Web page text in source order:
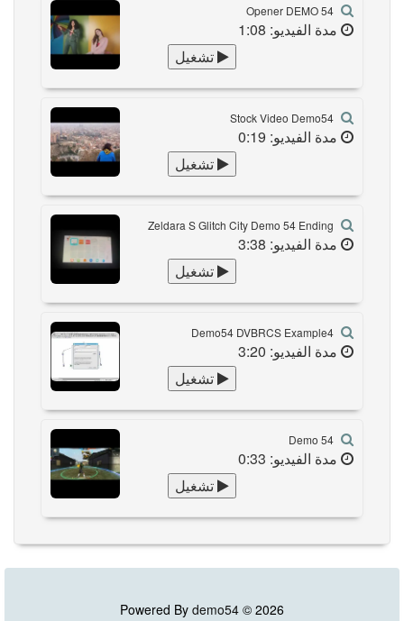
Opener DEMO 54
مدة الفيديو: 1:08
تشغيل
Stock Video Demo54
مدة الفيديو: 0:19
تشغيل
Zeldara S Glitch City Demo 54 Ending
مدة الفيديو: 3:38
تشغيل
Demo54 DVBRCS Example4
مدة الفيديو: 3:20
تشغيل
Demo 54
مدة الفيديو: 0:33
تشغيل
Powered By demo54 © 2026